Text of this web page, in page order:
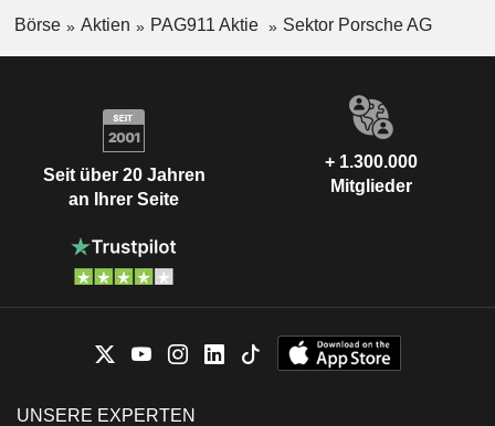
Börse Aktien PAG911 Aktie Sektor Porsche AG
Seit über 20 Jahren
an Ihrer Seite
+ 1.300.000
Mitglieder
UNSERE EXPERTEN